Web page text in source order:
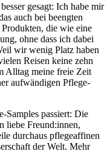
gesagt: Ich habe mir
auch bei beengten
die wie eine
ohne dass ich dabei
wir wenig Platz haben
Reisen keine zehn
Alltag meine freie Zeit
aufwändigen Pflege-
Samples passiert: Die
liebe Freund:innen,
durchaus pflegeaffinen
der Welt. Mehr